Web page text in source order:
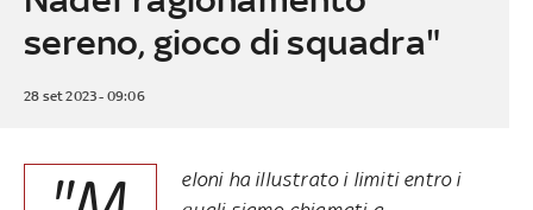
sereno, gioco di squadra"
28 set 2023 - 09:06
eloni ha illustrato i limiti entro i